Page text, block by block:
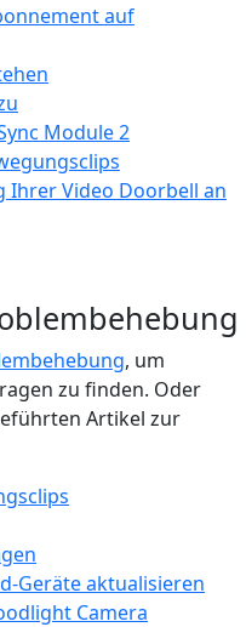
auf
Module 2
Ihrer Video Doorbell an
, um
zu finden. Oder
Artikel zur
Geräte aktualisieren
Camera